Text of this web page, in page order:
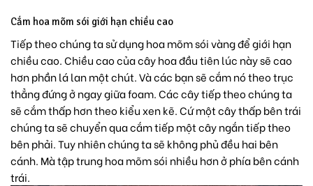
Cắm hoa mõm sói giới hạn chiều cao
Tiếp theo chúng ta sử dụng hoa mõm sói vàng để giới hạn
chiều cao. Chiều cao của cây hoa đầu tiên lúc này sẽ cao
hơn phần lá lan một chút. Và các bạn sẽ cắm nó theo trục
thẳng đứng ở ngay giữa foam. Các cây tiếp theo chúng ta
sẽ cắm thấp hơn theo kiểu xen kẽ. Cứ một cây thấp bên trái
chúng ta sẽ chuyển qua cắm tiếp một cây ngắn tiếp theo
bên phải. Tuy nhiên chúng ta sẽ không phủ đều hai bên
cánh. Mà tập trung hoa mõm sói nhiều hơn ở phía bên cánh
trái.